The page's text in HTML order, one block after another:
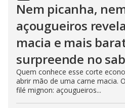
Nem picanha,
açougueiros
macia e mais
surpreende no
Quem conhece esse corte
abrir mão de uma carne macia.
filé mignon: açougueiros...